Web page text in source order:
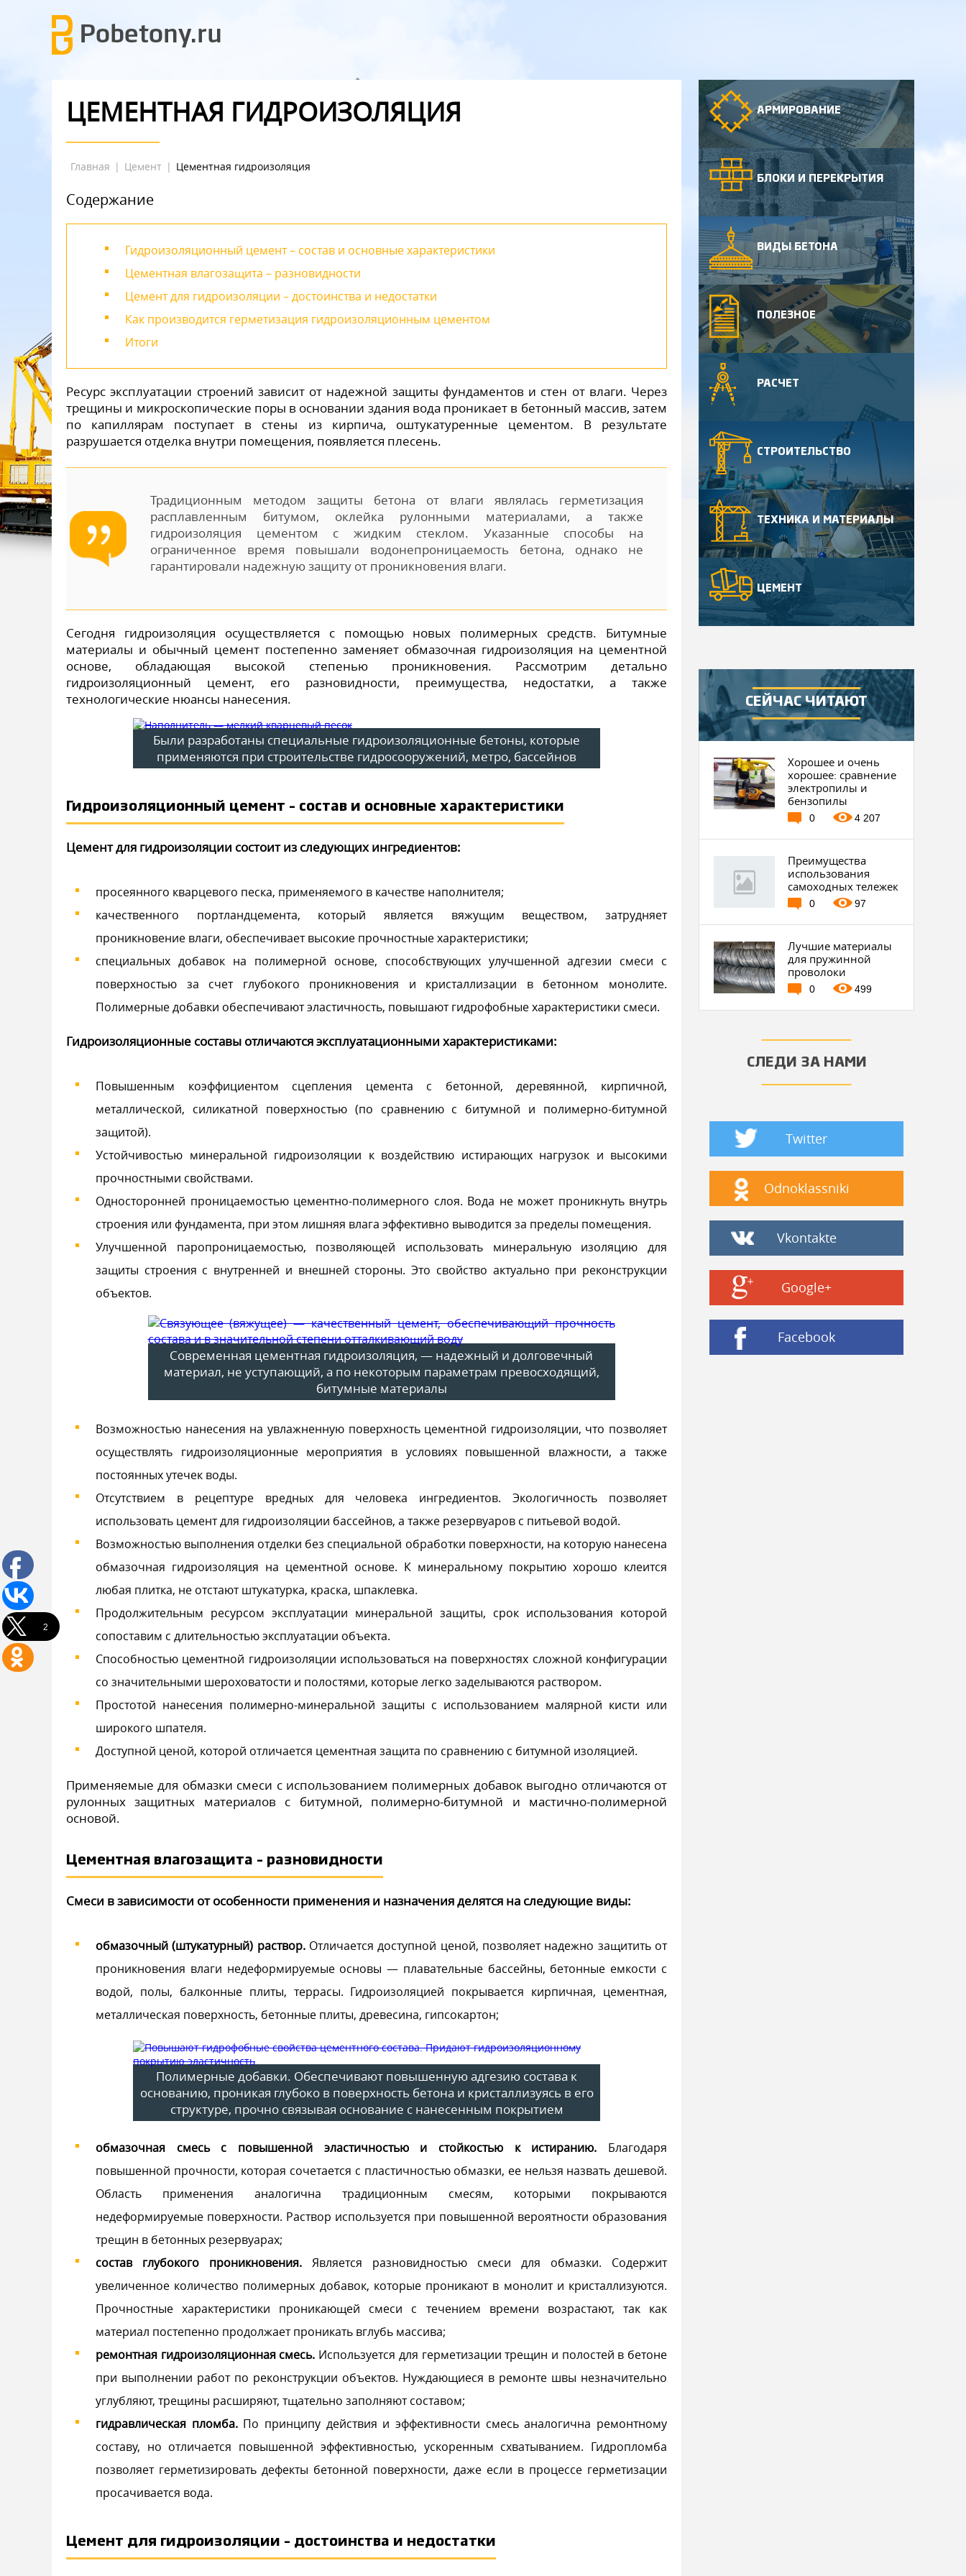
ЦЕМЕНТНАЯ ГИДРОИЗОЛЯЦИЯ
Главная | Цемент | Цементная гидроизоляция
Содержание
Гидроизоляционный цемент – состав и основные характеристики
Цементная влагозащита – разновидности
Цемент для гидроизоляции – достоинства и недостатки
Как производится герметизация гидроизоляционным цементом
Итоги
Ресурс эксплуатации строений зависит от надежной защиты фундаментов и стен от влаги. Через
трещины и микроскопические поры в основании здания вода проникает в бетонный массив, затем
по капиллярам поступает в стены из кирпича, оштукатуренные цементом. В результате
разрушается отделка внутри помещения, появляется плесень.
Традиционным методом защиты бетона от влаги являлась герметизация
расплавленным битумом, оклейка рулонными материалами, а также
гидроизоляция цементом с жидким стеклом. Указанные способы на
ограниченное время повышали водонепроницаемость бетона, однако не
гарантировали надежную защиту от проникновения влаги.
Сегодня гидроизоляция осуществляется с помощью новых полимерных средств. Битумные
материалы и обычный цемент постепенно заменяет обмазочная гидроизоляция на цементной
основе, обладающая высокой степенью проникновения. Рассмотрим детально
гидроизоляционный цемент, его разновидности, преимущества, недостатки, а также
технологические нюансы нанесения.
Были разработаны специальные гидроизоляционные бетоны, которые
применяются при строительстве гидросооружений, метро, бассейнов
Гидроизоляционный цемент – состав и основные характеристики
Цемент для гидроизоляции состоит из следующих ингредиентов:
просеянного кварцевого песка, применяемого в качестве наполнителя;
качественного портландцемента, который является вяжущим веществом, затрудняет
проникновение влаги, обеспечивает высокие прочностные характеристики;
специальных добавок на полимерной основе, способствующих улучшенной адгезии смеси с
поверхностью за счет глубокого проникновения и кристаллизации в бетонном монолите.
Полимерные добавки обеспечивают эластичность, повышают гидрофобные характеристики смеси.
Гидроизоляционные составы отличаются эксплуатационными характеристиками:
Повышенным коэффициентом сцепления цемента с бетонной, деревянной, кирпичной,
металлической, силикатной поверхностью (по сравнению с битумной и полимерно-битумной
защитой).
Устойчивостью минеральной гидроизоляции к воздействию истирающих нагрузок и высокими
прочностными свойствами.
Односторонней проницаемостью цементно-полимерного слоя. Вода не может проникнуть внутрь
строения или фундамента, при этом лишняя влага эффективно выводится за пределы помещения.
Улучшенной паропроницаемостью, позволяющей использовать минеральную изоляцию для
защиты строения с внутренней и внешней стороны. Это свойство актуально при реконструкции
объектов.
Современная цементная гидроизоляция, — надежный и долговечный
материал, не уступающий, а по некоторым параметрам превосходящий,
битумные материалы
Возможностью нанесения на увлажненную поверхность цементной гидроизоляции, что позволяет
осуществлять гидроизоляционные мероприятия в условиях повышенной влажности, а также
постоянных утечек воды.
Отсутствием в рецептуре вредных для человека ингредиентов. Экологичность позволяет
использовать цемент для гидроизоляции бассейнов, а также резервуаров с питьевой водой.
Возможностью выполнения отделки без специальной обработки поверхности, на которую нанесена
обмазочная гидроизоляция на цементной основе. К минеральному покрытию хорошо клеится
любая плитка, не отстают штукатурка, краска, шпаклевка.
Продолжительным ресурсом эксплуатации минеральной защиты, срок использования которой
сопоставим с длительностью эксплуатации объекта.
Способностью цементной гидроизоляции использоваться на поверхностях сложной конфигурации
со значительными шероховатости и полостями, которые легко заделываются раствором.
Простотой нанесения полимерно-минеральной защиты с использованием малярной кисти или
широкого шпателя.
Доступной ценой, которой отличается цементная защита по сравнению с битумной изоляцией.
Применяемые для обмазки смеси с использованием полимерных добавок выгодно отличаются от
рулонных защитных материалов с битумной, полимерно-битумной и мастично-полимерной
основой.
Цементная влагозащита – разновидности
Смеси в зависимости от особенности применения и назначения делятся на следующие виды:
обмазочный (штукатурный) раствор.Отличается доступной ценой, позволяет надежно защитить от
проникновения влаги недеформируемые основы — плавательные бассейны, бетонные емкости с
водой, полы, балконные плиты, террасы. Гидроизоляцией покрывается кирпичная, цементная,
металлическая поверхность, бетонные плиты, древесина, гипсокартон;
Полимерные добавки. Обеспечивают повышенную адгезию состава к
основанию, проникая глубоко в поверхность бетона и кристаллизуясь в его
структуре, прочно связывая основание с нанесенным покрытием
обмазочная смесь с повышенной эластичностью и стойкостью к истиранию. Благодаря
повышенной прочности, которая сочетается с пластичностью обмазки, ее нельзя назвать дешевой.
Область применения аналогична традиционным смесям, которыми покрываются
недеформируемые поверхности. Раствор используется при повышенной вероятности образования
трещин в бетонных резервуарах;
состав глубокого проникновения. Является разновидностью смеси для обмазки. Содержит
увеличенное количество полимерных добавок, которые проникают в монолит и кристаллизуются.
Прочностные характеристики проникающей смеси с течением времени возрастают, так как
материал постепенно продолжает проникать вглубь массива;
ремонтная гидроизоляционная смесь. Используется для герметизации трещин и полостей в бетоне
при выполнении работ по реконструкции объектов. Нуждающиеся в ремонте швы незначительно
углубляют, трещины расширяют, тщательно заполняют составом;
гидравлическая пломба.По принципу действия и эффективности смесь аналогична ремонтному
составу, но отличается повышенной эффективностью, ускоренным схватыванием. Гидропломба
позволяет герметизировать дефекты бетонной поверхности, даже если в процессе герметизации
просачивается вода.
Цемент для гидроизоляции – достоинства и недостатки
2
АРМИРОВАНИЕ
БЛОКИ И ПЕРЕКРЫТИЯ
ВИДЫ БЕТОНА
ПОЛЕЗНОЕ
РАСЧЕТ
СТРОИТЕЛЬСТВО
ТЕХНИКА И МАТЕРИАЛЫ
ЦЕМЕНТ
СЕЙЧАС ЧИТАЮТ
Хорошее и очень
хорошее: сравнение
электропилы и
бензопилы
0 4 207
Преимущества
использования
самоходных тележек
0 97
Лучшие материалы
для пружинной
проволоки
0 499
СЛЕДИ ЗА НАМИ
Twitter
Odnoklassniki
Vkontakte
Google+
Facebook